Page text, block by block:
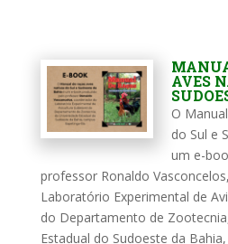
AVES
O
do Sul e
um e-
professor Ronaldo
Laboratório Experimental de
do Departamento de
Estadual do Sudoeste da